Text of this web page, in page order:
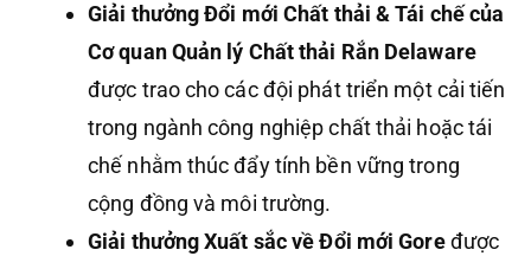
Giải thưởng Đổi mới Chất thải & Tái chế của
Cơ quan Quản lý Chất thải Rắn Delaware
được trao cho các đội phát triển một cải tiến
trong ngành công nghiệp chất thải hoặc tái
chế nhằm thúc đẩy tính bền vững trong
cộng đồng và môi trường.
Giải thưởng Xuất sắc về Đổi mới Goređược